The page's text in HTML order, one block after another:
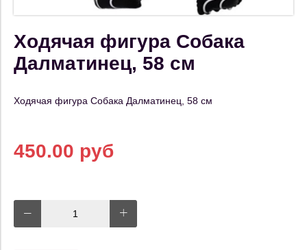
Ходячая фигура Собака
Далматинец, 58 см
Ходячая фигура Собака Далматинец, 58 см
450.00 руб